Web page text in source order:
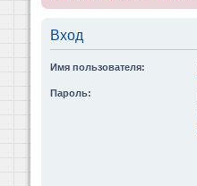
Вход
Имя пользователя:
Пароль: